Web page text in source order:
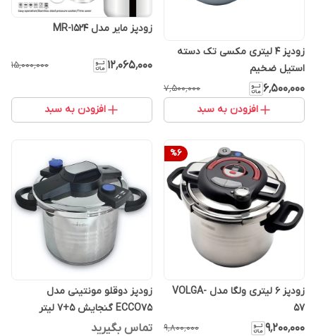
زودپز 4 لیتری مکسی تک دسته
استیل ضخیم
۶٬۵۰۰٬۰۰۰ ۷٬۵۰۰٬۰۰۰
افزودن به سبد
زودپز مایر مدل MR-1524
۱۲٬۰۶۵٬۰۰۰ ۱۵٬۰۰۰٬۰۰۰
افزودن به سبد
%6
زودپز 6 لیتری ولگا مدل VOLGA-
57
۹٬۲۰۰٬۰۰۰ ۹٬۸۰۰٬۰۰۰
زودپز دوقلو مونتینی مدل
ECCO75 گنجایش 5+7 لیتر
تماس بگیرید